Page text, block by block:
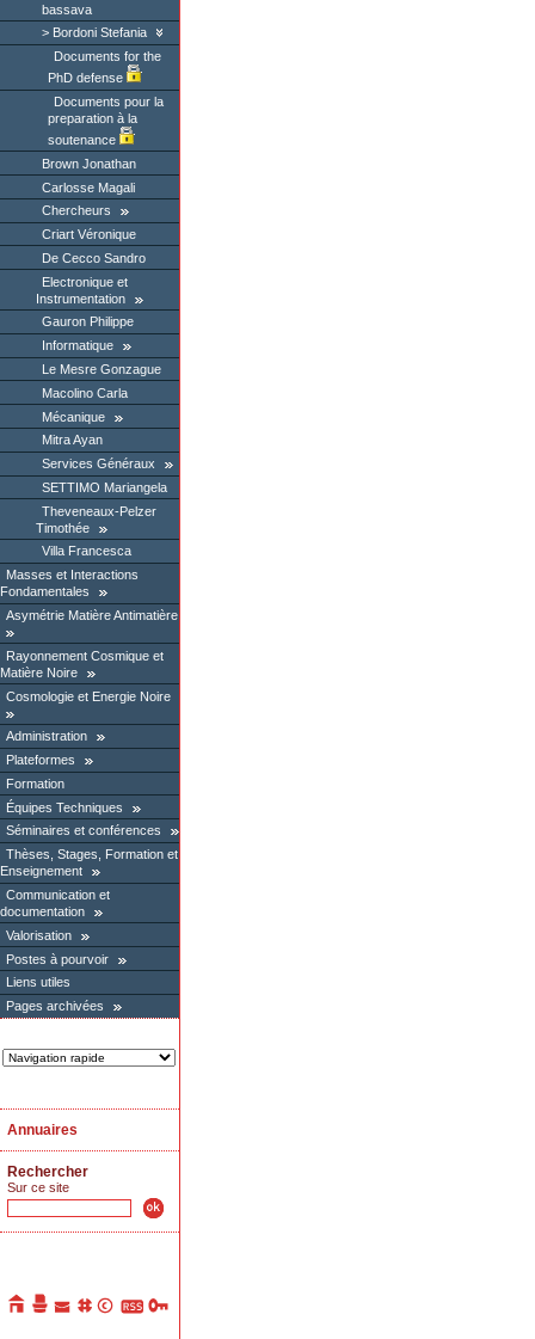
bassava
Bordoni Stefania
Documents for the
PhD defense
Documents pour la
preparation à la
soutenance
Brown Jonathan
Carlosse Magali
Chercheurs
Criart Véronique
De Cecco Sandro
Electronique et
Instrumentation
Gauron Philippe
Informatique
Le Mesre Gonzague
Macolino Carla
Mécanique
Mitra Ayan
Services Généraux
SETTIMO Mariangela
Theveneaux-Pelzer
Timothée
Villa Francesca
Masses et Interactions
Fondamentales
Asymétrie Matière Antimatière
Rayonnement Cosmique et
Matière Noire
Cosmologie et Energie Noire
Administration
Plateformes
Formation
Équipes Techniques
Séminaires et conférences
Thèses, Stages, Formation et
Enseignement
Communication et
documentation
Valorisation
Postes à pourvoir
Liens utiles
Pages archivées
Annuaires
Rechercher
Sur ce site